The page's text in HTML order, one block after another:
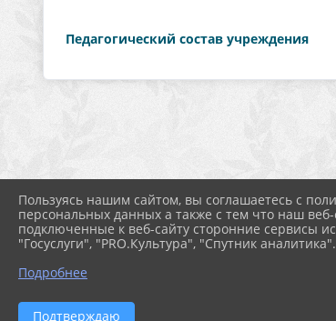
Педагогический состав учреждения
Пользуясь нашим сайтом, вы соглашаетесь с
персональных данных а также с тем что наш веб-
подключенные к веб-сайту сторонние сервисы
"Госуслуги", "PRO.Культура", "Спутник аналитика".
Подробнее
Подтверждаю